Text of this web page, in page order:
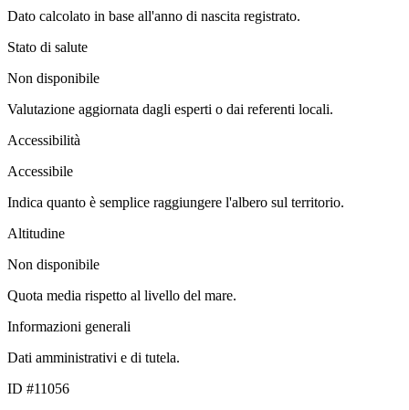
Dato calcolato in base all'anno di nascita registrato.
Stato di salute
Non disponibile
Valutazione aggiornata dagli esperti o dai referenti locali.
Accessibilità
Accessibile
Indica quanto è semplice raggiungere l'albero sul territorio.
Altitudine
Non disponibile
Quota media rispetto al livello del mare.
Informazioni generali
Dati amministrativi e di tutela.
ID #11056